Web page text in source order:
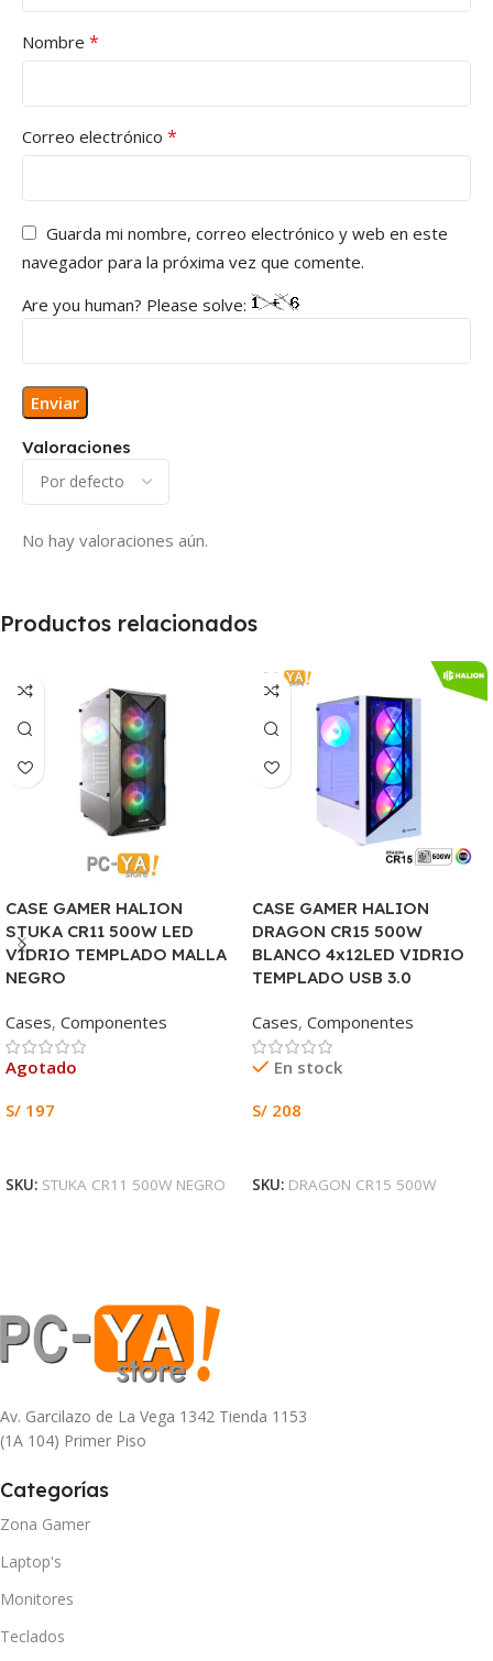
Valoraciones
No hay valoraciones aún.
Nombre *
Correo electrónico *
Guarda mi nombre, correo electrónico y web en este
navegador para la próxima vez que comente.
Are you human? Please solve:
Productos relacionados
CASE GAMER HALION
STUKA CR11 500W LED
VIDRIO TEMPLADO MALLA
NEGRO
Cases, Componentes
Agotado
S/ 197
SKU: STUKA CR11 500W NEGRO
CASE GAMER HALION
DRAGON CR15 500W
BLANCO 4x12LED VIDRIO
TEMPLADO USB 3.0
Cases, Componentes
En stock
S/ 208
SKU: DRAGON CR15 500W
Av. Garcilazo de La Vega 1342 Tienda 1153
(1A 104) Primer Piso
Categorías
Zona Gamer
Laptop's
Monitores
Teclados